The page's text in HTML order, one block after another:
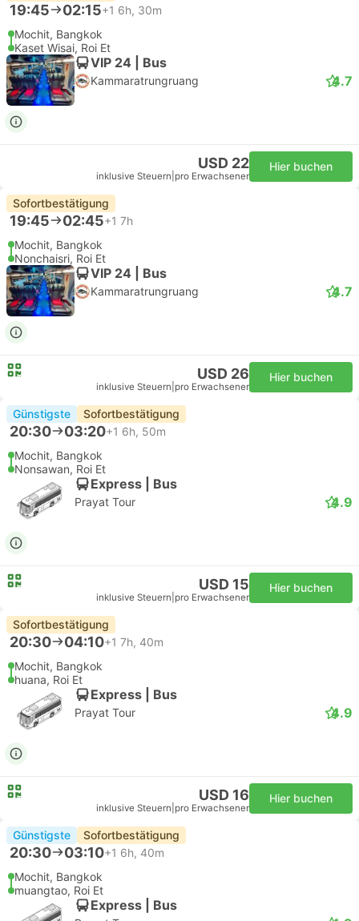
19:45 02:15+1 6h, 30m
Mochit, Bangkok
Kaset Wisai, Roi Et
VIP 24 | Bus
Kammaratrungruang 4.7
USD 22
inklusive Steuern pro Erwachsener
Hier buchen
Sofortbestätigung
19:45 02:45+1 7h
Mochit, Bangkok
Nonchaisri, Roi Et
VIP 24 | Bus
Kammaratrungruang 4.7
USD 26
inklusive Steuern pro Erwachsener
Hier buchen
Günstigste Sofortbestätigung
20:30 03:20+1 6h, 50m
Mochit, Bangkok
Nonsawan, Roi Et
Express | Bus
Prayat Tour 4.9
USD 15
inklusive Steuern pro Erwachsener
Hier buchen
Sofortbestätigung
20:30 04:10+1 7h, 40m
Mochit, Bangkok
huana, Roi Et
Express | Bus
Prayat Tour 4.9
USD 16
inklusive Steuern pro Erwachsener
Hier buchen
Günstigste Sofortbestätigung
20:30 03:10+1 6h, 40m
Mochit, Bangkok
muangtao, Roi Et
Express | Bus